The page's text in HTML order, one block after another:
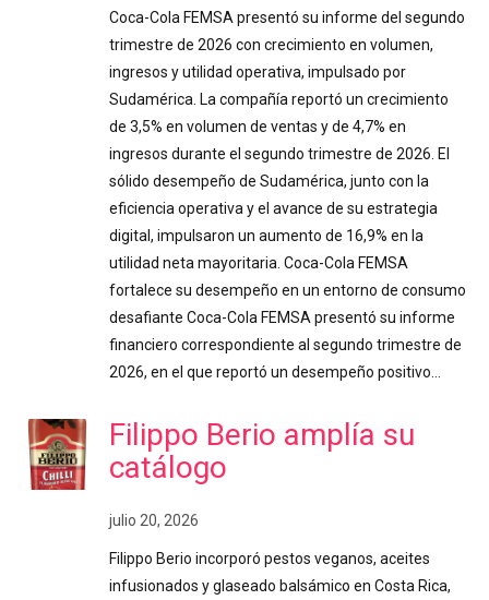
Coca-Cola FEMSA presentó su informe del segundo
trimestre de 2026 con crecimiento en volumen,
ingresos y utilidad operativa, impulsado por
Sudamérica. La compañía reportó un crecimiento
de 3,5% en volumen de ventas y de 4,7% en
ingresos durante el segundo trimestre de 2026. El
sólido desempeño de Sudamérica, junto con la
eficiencia operativa y el avance de su estrategia
digital, impulsaron un aumento de 16,9% en la
utilidad neta mayoritaria. Coca-Cola FEMSA
fortalece su desempeño en un entorno de consumo
desafiante Coca-Cola FEMSA presentó su informe
financiero correspondiente al segundo trimestre de
2026, en el que reportó un desempeño positivo…
Filippo Berio amplía su
catálogo
julio 20, 2026
Filippo Berio incorporó pestos veganos, aceites
infusionados y glaseado balsámico en Costa Rica,